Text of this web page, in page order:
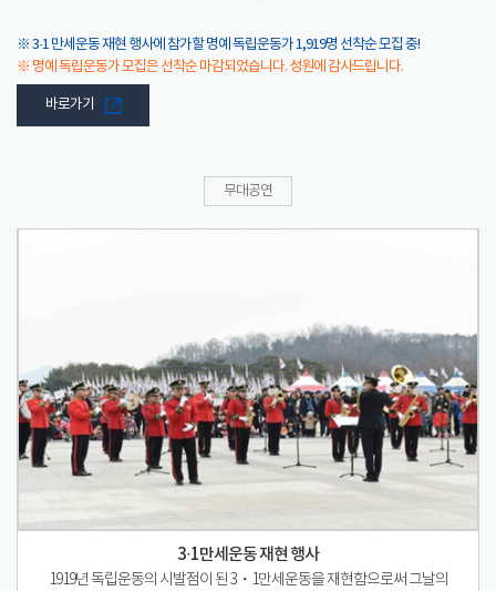
※ 3·1 만세운동 재현 행사에 참가할 명예 독립운동가 1,919명 선착순 모집 중!
※ 명예 독립운동가 모집은 선착순 마감되었습니다. 성원에 감사드립니다.
바로가기
무대공연
3·1만세운동 재현 행사
1919년 독립운동의 시발점이 된 3・1만세운동을 재현함으로써 그날의